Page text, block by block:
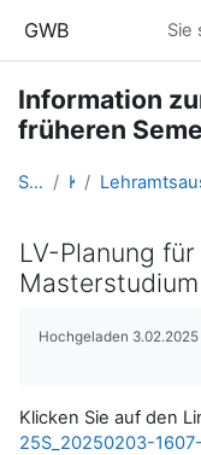
GWB Sie
Information
früheren
Startseite Kurse
LV-Planung
Hochgeladen 3.02.2025
Klicken Sie auf den
25S_20250203-